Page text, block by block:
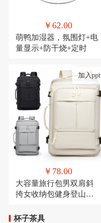
￥62.00
萌鸭加湿器，氛围灯+电
量显示+防干烧+定时
加入ppt
￥78.00
大容量旅行包男双肩斜
挎女收纳包健身登山运
杯子茶具